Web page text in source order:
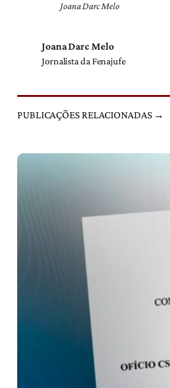
Joana Darc Melo
Joana Darc Melo
Jornalista da Fenajufe
PUBLICAÇÕES RELACIONADAS →